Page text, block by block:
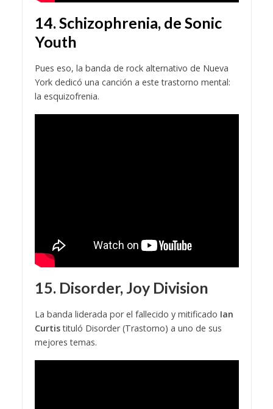
14. Schizophrenia, de Sonic
Youth
Pues eso, la banda de rock alternativo de Nueva
York dedicó una canción a este trastorno mental:
la esquizofrenia.
15. Disorder, Joy Division
La banda liderada por el fallecido y mitificado Ian
Curtistituló Disorder (Trastorno) a uno de sus
mejores temas.